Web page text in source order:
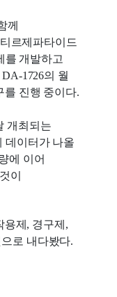
께
르제파타이드
를 개발하고
1726의 월
를 진행 중이다.
개최되는
데이터가 나올
에 이어
이
용제, 경구제,
로 내다봤다.